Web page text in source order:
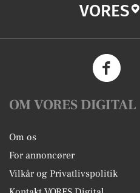
VORES
OM VORES DIGITAL
Om os
For annoncører
Vilkår og Privatlivspolitik